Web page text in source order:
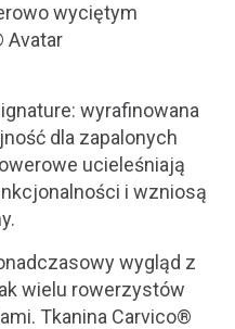
wyciętym
Avatar
wyrafinowana
dla zapalonych
ucieleśniają
i wzniosą
wygląd z
wielu rowerzystów
Tkanina Carvico®